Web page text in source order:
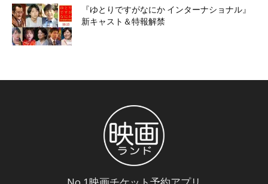
『ゆとりですがなにか インターナショナル』
新キャスト＆特報解禁